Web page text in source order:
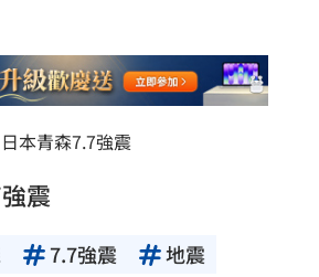
日本青森7.7強震
震
7.7強震 地震